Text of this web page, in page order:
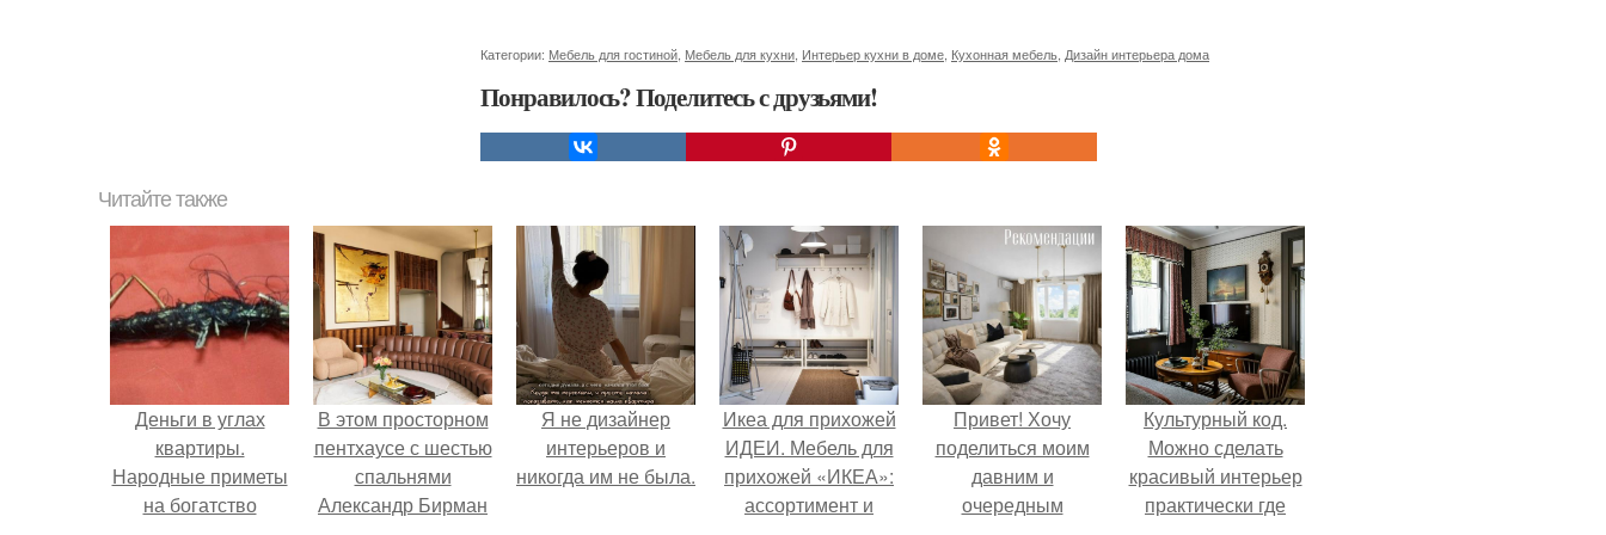
Категории: Мебель для гостиной Мебель для кухни Интерьер кухни в доме Кухонная мебель Дизайн интерьера дома
Понравилось? Поделитесь с друзьями!
Читайте также
Деньги в углах
квартиры.
Народные приметы
на богатство
В этом просторном
пентхаусе с шестью
спальнями
Александр Бирман
Я не дизайнер
интерьеров и
никогда им не была.
Икеа для прихожей
ИДЕИ. Мебель для
прихожей «ИКЕА»:
ассортимент и
Привет! Хочу
поделиться моим
давним и
очередным
Культурный код.
Можно сделать
красивый интерьер
практически где